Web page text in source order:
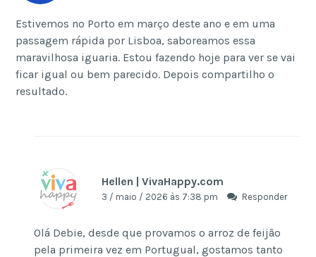
Estivemos no Porto em março deste ano e em uma
passagem rápida por Lisboa, saboreamos essa
maravilhosa iguaria. Estou fazendo hoje para ver se vai
ficar igual ou bem parecido. Depois compartilho o
resultado.
Hellen | VivaHappy.com
3 / maio / 2026 às 7:38 pm Responder
Olá Debie, desde que provamos o arroz de feijão
pela primeira vez em Portugual, gostamos tanto